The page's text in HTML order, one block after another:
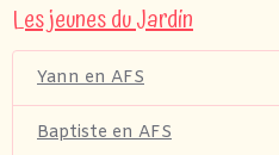
Les jeunes du Jardin
Yann en AFS
Baptiste en AFS